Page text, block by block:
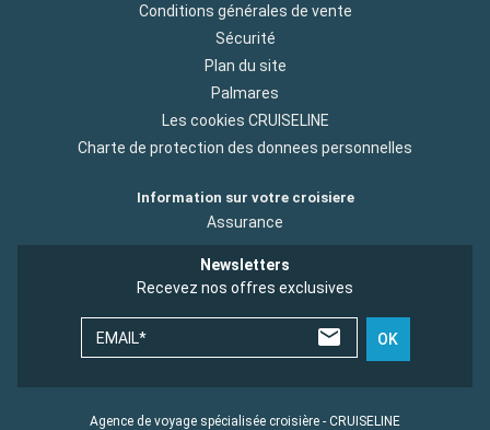
Conditions générales de vente
Sécurité
Plan du site
Palmares
Les cookies CRUISELINE
Charte de protection des donnees personnelles
Information sur votre croisiere
Assurance
Newsletters
Recevez nos offres exclusives
EMAIL* OK
Agence de voyage spécialisée croisière - CRUISELINE